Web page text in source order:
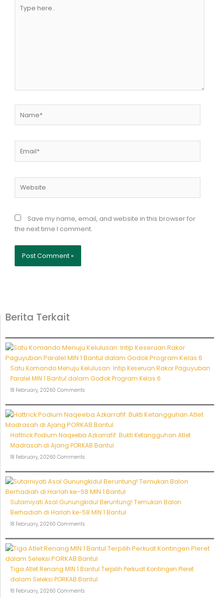
here..
Save my name, email, and website in this browser for
the next time I comment.
Berita Terkait
Satu Komando Menuju Kelulusan: Intip Keseruan Rakor Paguyuban
Paralel MIN 1 Bantul dalam Godok Program Kelas 6
18 February, 20260 Comments
Hattrick Podium Naqeeba Azkarrafif: Bukti Ketangguhan Atlet
Madrasah di Ajang PORKAB Bantul
18 February, 20260 Comments
Sutarniyati Asal Gunungkidul Beruntung! Temukan Balon
Berhadiah di Harlah ke-58 MIN 1 Bantul
18 February, 20260 Comments
Tiga Atlet Renang MIN 1 Bantul Terpilih Perkuat Kontingen Pleret
dalam Seleksi PORKAB Bantul
18 February, 20260 Comments